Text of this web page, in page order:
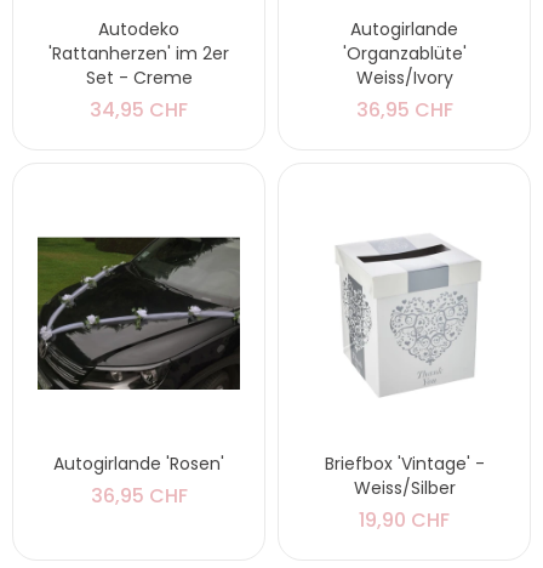
Autodeko
'Rattanherzen' im 2er
Set - Creme
34,95 CHF
Autogirlande
'Organzablüte'
Weiss/Ivory
36,95 CHF
Autogirlande 'Rosen'
36,95 CHF
Briefbox 'Vintage' -
Weiss/Silber
19,90 CHF